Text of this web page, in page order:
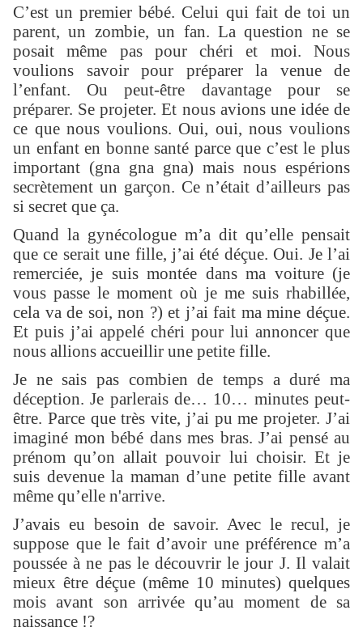
C’est un premier bébé. Celui qui fait de toi un
parent, un zombie, un fan. La question ne se
posait même pas pour chéri et moi. Nous
voulions savoir pour préparer la venue de
l’enfant. Ou peut-être davantage pour se
préparer. Se projeter. Et nous avions une idée de
ce que nous voulions. Oui, oui, nous voulions
un enfant en bonne santé parce que c’est le plus
important (gna gna gna) mais nous espérions
secrètement un garçon. Ce n’était d’ailleurs pas
si secret que ça.
Quand la gynécologue m’a dit qu’elle pensait
que ce serait une fille, j’ai été déçue. Oui. Je l’ai
remerciée, je suis montée dans ma voiture (je
vous passe le moment où je me suis rhabillée,
cela va de soi, non ?) et j’ai fait ma mine déçue.
Et puis j’ai appelé chéri pour lui annoncer que
nous allions accueillir une petite fille.
Je ne sais pas combien de temps a duré ma
déception. Je parlerais de… 10… minutes peut-
être. Parce que très vite, j’ai pu me projeter. J’ai
imaginé mon bébé dans mes bras. J’ai pensé au
prénom qu’on allait pouvoir lui choisir. Et je
suis devenue la maman d’une petite fille avant
même qu’elle n'arrive.
J’avais eu besoin de savoir. Avec le recul, je
suppose que le fait d’avoir une préférence m’a
poussée à ne pas le découvrir le jour J. Il valait
mieux être déçue (même 10 minutes) quelques
mois avant son arrivée qu’au moment de sa
naissance !?